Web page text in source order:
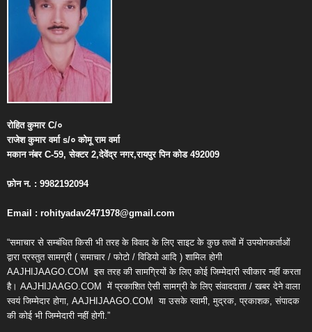
रोहित कुमारC/०
राजेश कुमार वर्माs/० कोमू राम वर्मा
मकान नंबरC-59,सेक्टर2,देवेंद्र नगर,रायपुर पिन कोड492009
फ़ोन न. : 9982192094
Email : rohityadav2471978@gmail.com
“समाचार से सम्बंधित किसी भी तरह के विवाद के लिए साइट के कुछ तत्वों में उपयोगकर्ताओं
द्वारा प्रस्तुत सामग्री ( समाचार / फोटो / विडियो आदि ) शामिल होगी
AAJHIJAAGO.COM इस तरह की सामग्रियों के लिए कोई जिम्मेदारी स्वीकार नहीं करता
है। AAJHIJAAGO.COM में प्रकाशित ऐसी सामग्री के लिए संवाददाता / खबर देने वाला
स्वयं जिम्मेदार होगा, AAJHIJAAGO.COM या उसके स्वामी, मुद्रक, प्रकाशक, संपादक
की कोई भी जिम्मेदारी नहीं होगी.”